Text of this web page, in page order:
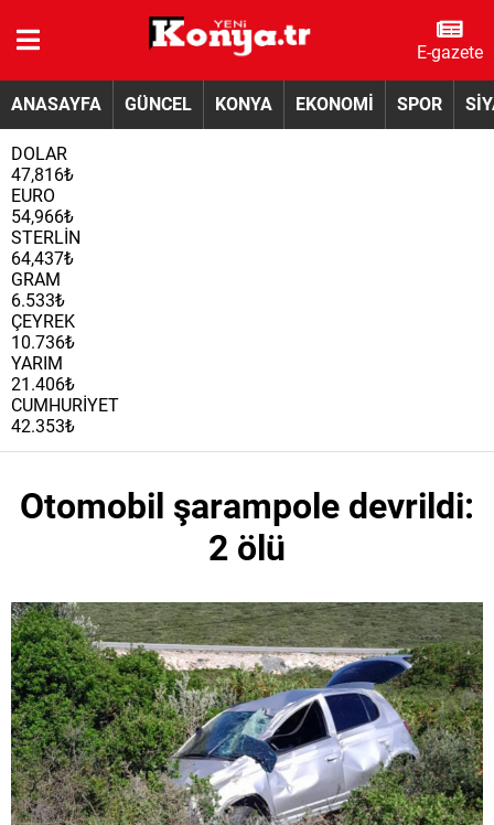
E-gazete
ANASAYFA GÜNCEL KONYA EKONOMİ SPOR
DOLAR
47,816₺
EURO
54,966₺
STERLİN
64,437₺
GRAM
6.533₺
ÇEYREK
10.736₺
YARIM
21.406₺
CUMHURİYET
42.353₺
Otomobil şarampole devrildi:
2 ölü